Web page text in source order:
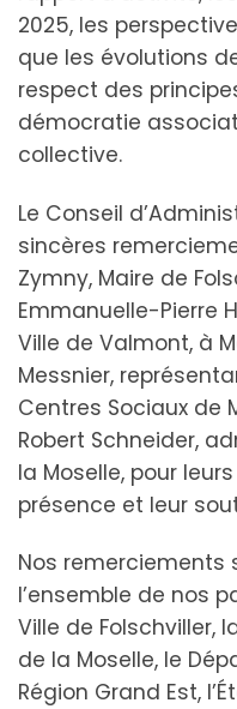
2025, les
que les évolutions
respect des
démocratie
collective.
Le Conseil
sincères
Zymny, Maire de
Emmanuelle-Pierre
Ville de Valmont, à
Messnier,
Centres Sociaux de
Robert Schneider,
la Moselle, pour
présence et leur
Nos remerciements
l’ensemble de nos
Ville de Folschviller,
de la Moselle, le
Région Grand Est,